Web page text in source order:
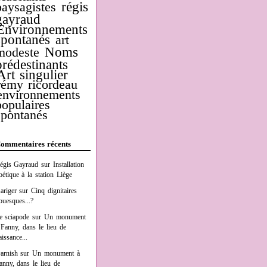
régis
art
Noms
singulier
ricordeau
récents
Gayraud surInstallation
à la station Liège
surCinq dignitaires
sciapode surUn monument
dans le lieu de
surUn monument à
dans le lieu de